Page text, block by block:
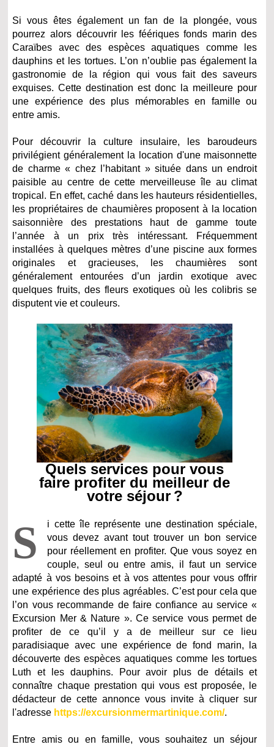
Si vous êtes également un fan de la plongée, vous
pourrez alors découvrir les féériques fonds marin des
Caraïbes avec des espèces aquatiques comme les
dauphins et les tortues. L’on n’oublie pas également la
gastronomie de la région qui vous fait des saveurs
exquises. Cette destination est donc la meilleure pour
une expérience des plus mémorables en famille ou
entre amis.
Pour découvrir la culture insulaire, les baroudeurs
privilégient généralement la location d'une maisonnette
de charme « chez l’habitant » située dans un endroit
paisible au centre de cette merveilleuse île au climat
tropical. En effet, caché dans les hauteurs résidentielles,
les propriétaires de chaumières proposent à la location
saisonnière des prestations haut de gamme toute
l’année à un prix très intéressant. Fréquemment
installées à quelques mètres d’une piscine aux formes
originales et gracieuses, les chaumières sont
généralement entourées d’un jardin exotique avec
quelques fruits, des fleurs exotiques où les colibris se
disputent vie et couleurs.
Quels services pour vous
faire profiter du meilleur de
votre séjour ?
S
i cette île représente une destination spéciale,
vous devez avant tout trouver un bon service
pour réellement en profiter. Que vous soyez en
couple, seul ou entre amis, il faut un service
adapté à vos besoins et à vos attentes pour vous offrir
une expérience des plus agréables. C’est pour cela que
l’on vous recommande de faire confiance au service «
Excursion Mer & Nature ». Ce service vous permet de
profiter de ce qu’il y a de meilleur sur ce lieu
paradisiaque avec une expérience de fond marin, la
découverte des espèces aquatiques comme les tortues
Luth et les dauphins. Pour avoir plus de détails et
connaître chaque prestation qui vous est proposée, le
dédacteur de cette annonce vous invite à cliquer sur
l'adresse https://excursionmermartinique.com/.
Entre amis ou en famille, vous souhaitez un séjour